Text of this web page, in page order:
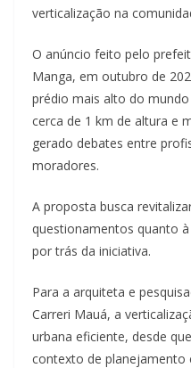
verticalização na
O anúncio feito pelo
Manga, em outubro de
prédio mais alto do
cerca de 1 km de altura e
gerado debates entre
moradores.
A proposta busca
questionamentos quanto
por trás da iniciativa.
Para a arquiteta e
Carreri Mauá, a
urbana eficiente, desde
contexto de planejamento